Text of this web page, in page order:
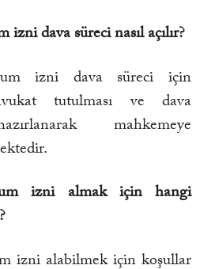
izni dava süreci nasıl açılır?
izni dava süreci için
tutulması ve dava
mahkemeye
izni almak için hangi
izni alabilmek için koşullar